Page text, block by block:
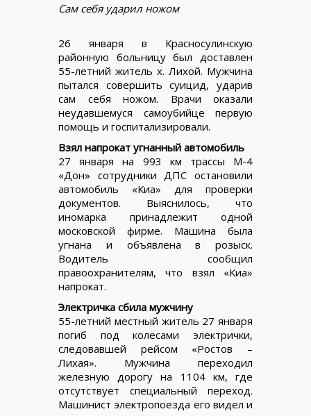
Сам себя ударил ножом
26 января в Красносулинскую
районную больницу был доставлен
55-летний житель х. Лихой. Мужчина
пытался совершить суицид, ударив
сам себя ножом. Врачи оказали
неудавшемуся самоубийце первую
помощь и госпитализировали.
Взял напрокат угнанный автомобиль
27 января на 993 км трассы М-4
«Дон» сотрудники ДПС остановили
автомобиль «Киа» для проверки
документов. Выяснилось, что
иномарка принадлежит одной
московской фирме. Машина была
угнана и объявлена в розыск.
Водитель сообщил
правоохранителям, что взял «Киа»
напрокат.
Электричка сбила мужчину
55-летний местный житель 27 января
погиб под колесами электрички,
следовавшей рейсом «Ростов –
Лихая». Мужчина переходил
железную дорогу на 1104 км, где
отсутствует специальный переход.
Машинист электропоезда его видел и